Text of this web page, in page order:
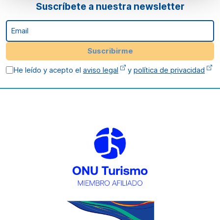
Suscríbete a nuestra newsletter
Email
Suscribirme
He leído y acepto elaviso legal ypolítica de privacidad